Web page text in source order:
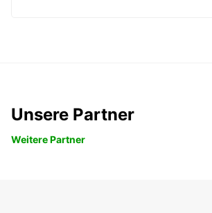
Unsere Partner
Weitere Partner